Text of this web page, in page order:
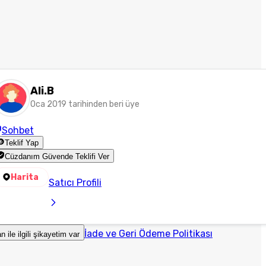
Ali.B
Oca 2019 tarihinden beri üye
Sohbet
Teklif Yap
Cüzdanım Güvende Teklifi Ver
Harita Satıcı Profili
ile ilgili şikayetim var İade ve Geri Ödeme Politikası